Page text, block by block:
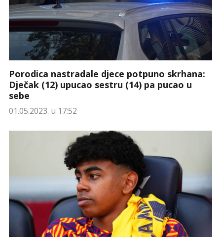
Porodica nastradale djece potpuno skrhana:
Dječak (12) upucao sestru (14) pa pucao u
sebe
01.05.2023. u 17:52